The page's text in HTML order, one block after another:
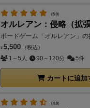
（5.0）
オルレアン：侵略（拡張
ボードゲーム「オルレアン」の
¥ 5,500 （税込）
1～5人 90～120分 5件
カートに追加
（4.8）